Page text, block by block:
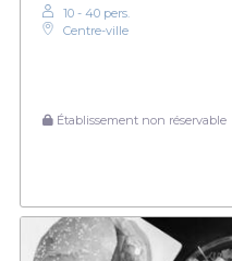
10 - 40 pers.
Centre-ville
Établissement non réservable